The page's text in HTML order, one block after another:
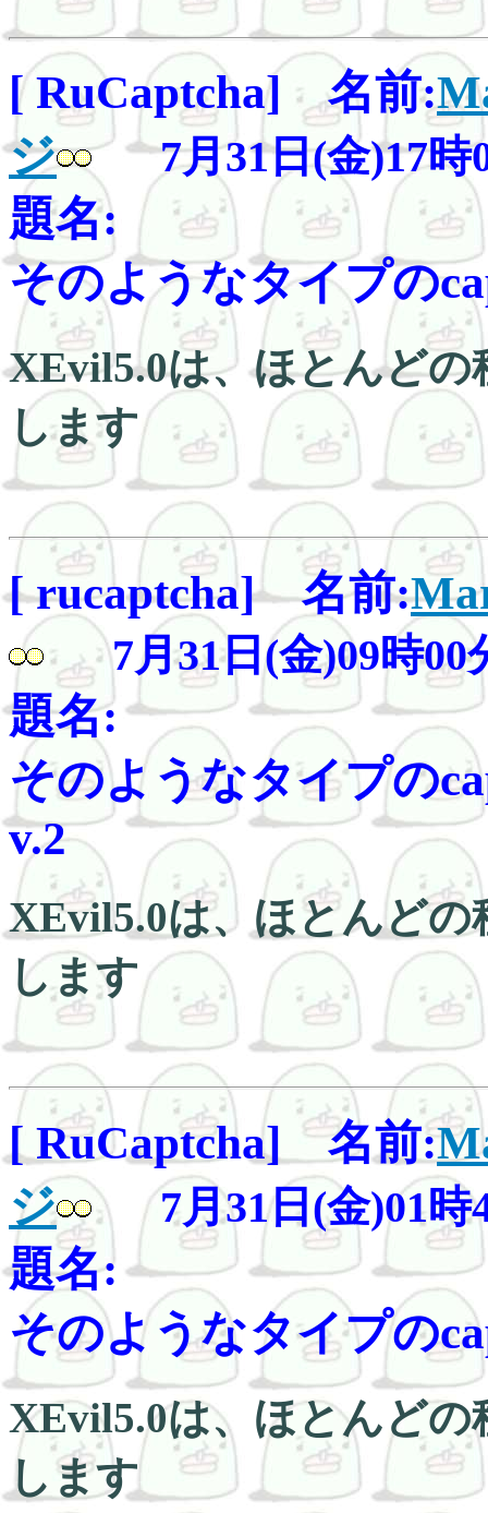
[ RuCaptcha] 名前:
ジ
7月31日(金)17時
題名:
そのようなタイプの
XEvil5.0は、ほとんどの
します
[ rucaptcha] 名前:
7月31日(金)09時00
題名:
そのようなタイプの
v.2
XEvil5.0は、ほとんどの
します
[ RuCaptcha] 名前:
ジ
7月31日(金)01時
題名:
そのようなタイプの
XEvil5.0は、ほとんどの
します